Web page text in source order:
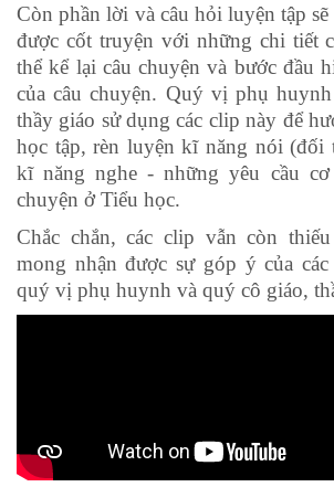
Còn phần lời và câu hỏi luyện tập sẽ
được cốt truyện với những chi tiết
thể kể lại câu chuyện và bước đầu
của câu chuyện. Quý vị phụ
thầy giáo sử dụng các clip này để
học tập, rèn luyện kĩ năng nói (đối
kĩ năng nghe - những yêu cầu
chuyện ở Tiểu học.
Chắc chắn, các clip vẫn còn
mong nhận được sự góp ý của
quý vị phụ huynh và quý cô giáo,